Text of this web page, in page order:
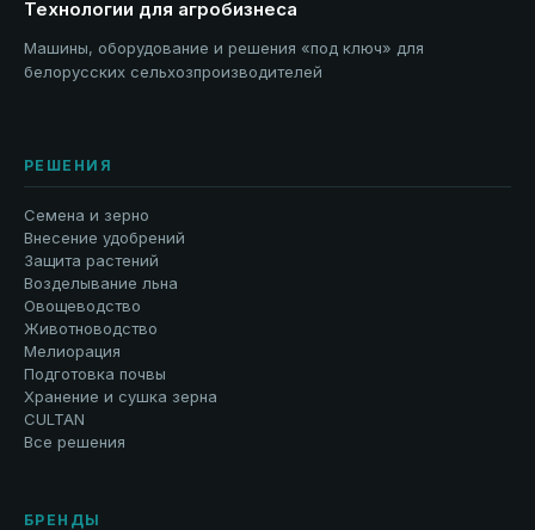
Технологии для агробизнеса
Машины, оборудование и решения «под ключ» для
белорусских сельхозпроизводителей
РЕШЕНИЯ
Семена и зерно
Внесение удобрений
Защита растений
Возделывание льна
Овощеводство
Животноводство
Мелиорация
Подготовка почвы
Хранение и сушка зерна
CULTAN
Все решения
БРЕНДЫ